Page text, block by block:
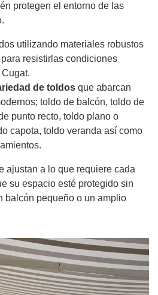
protegen el entorno de las
utilizando materiales robustos
resistirlas condiciones
de toldos que abarcan
toldo de balcón, toldo de
punto recto, toldo plano o
capota, toldo veranda así como
ajustan a lo que requiere cada
su espacio esté protegido sin
balcón pequeño o un amplio